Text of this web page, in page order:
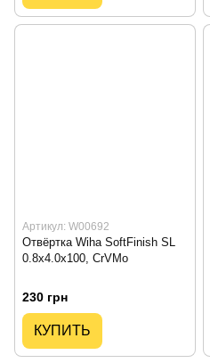
Артикул: W00692
Отвёртка Wiha SoftFinish SL
0.8x4.0x100, CrVMo
230 грн
КУПИТЬ